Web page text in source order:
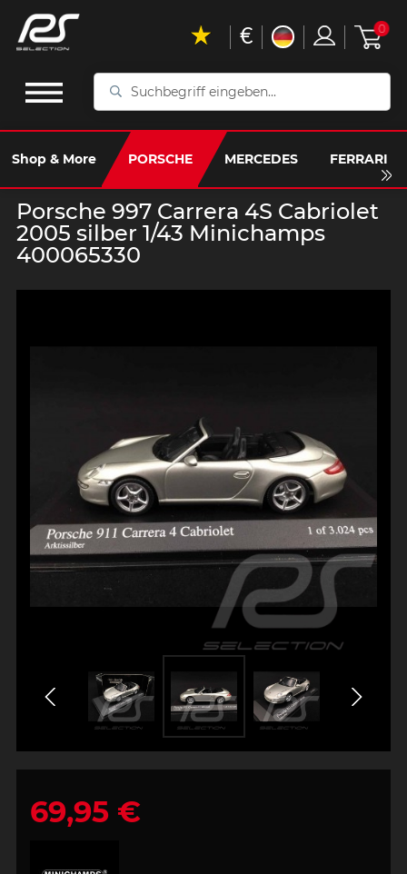
Suchbegriff
Shop & More PORSCHE MERCEDES FERRARI
€ 0
Porsche 997 Carrera 4S Cabriolet
2005 silber 1/43 Minichamps
400065330
69,95 €